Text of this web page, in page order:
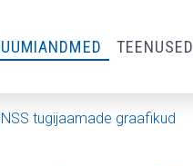
TEENUSED
tugijaamade graafikud